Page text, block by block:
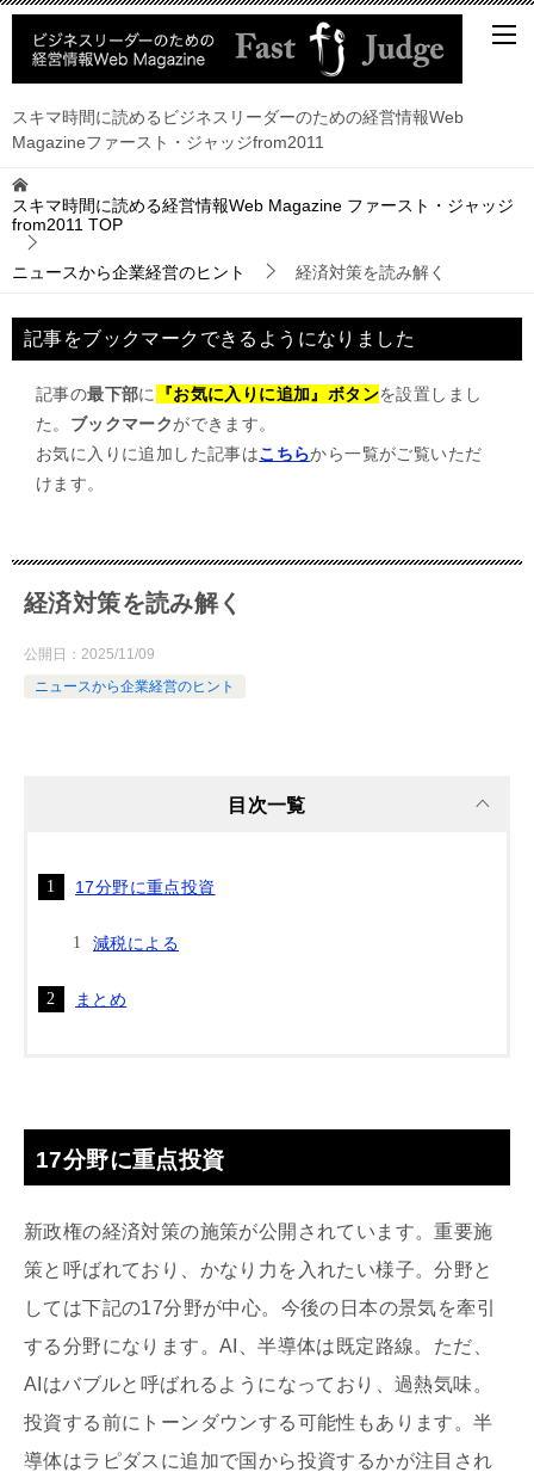
スキマ時間に読めるビジネスリーダーのための経営情報Web
Magazineファースト・ジャッジfrom2011
スキマ時間に読める経営情報Web Magazine ファースト・ジャッジ
from2011 TOP
ニュースから企業経営のヒント 経済対策を読み解く
記事をブックマークできるようになりました
記事の最下部に 『お気に入りに追加』ボタンを設置しまし
た。 ブックマークができます。
お気に入りに追加した記事はこちらから一覧がご覧いただ
けます。
経済対策を読み解く
公開日： 2025/11/09
ニュースから企業経営のヒント
目次一覧
17分野に重点投資
減税による
まとめ
17分野に重点投資
新政権の経済対策の施策が公開されています。重要施
策と呼ばれており、かなり力を入れたい様子。分野と
しては下記の17分野が中心。今後の日本の景気を牽引
する分野になります。AI、半導体は既定路線。ただ、
AIはバブルと呼ばれるようになっており、過熱気味。
投資する前にトーンダウンする可能性もあります。半
導体はラピダスに追加で国から投資するかが注目され